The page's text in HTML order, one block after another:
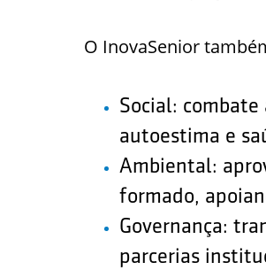
O InovaSenior
Social:
autoestima e
Ambiental:
formado,
Governança:
parcerias